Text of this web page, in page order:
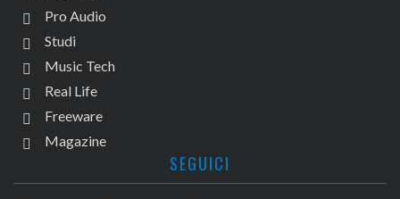
Pro Audio
Studi
Music Tech
Real Life
Freeware
Magazine
SEGUICI